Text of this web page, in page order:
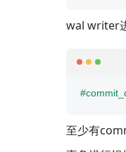
wal writer
至少有